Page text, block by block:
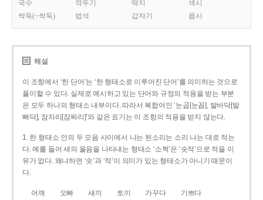
국수 깍두기 딱지
색시
싹둑(~싹둑)
법석 갑자기 몹시
해설
이 조항에서 ‘한 단어’는 ‘한 형태소로 이루어진 단어’를 의미하는 것으로
풀이할 수 있다. 실제로 예시하고 있는 단어와 규정의 적용을 받는 부분
은 모두 하나의 형태소 내부이다. 따라서 복합어인 ‘눈곱[눈꼽], 발바닥[발
빠닥], 잠자리[잠짜리]’와 같은 표기는 이 조항의 적용을 받지 않는다.
1. 한 형태소 안의 두 모음 사이에서 나는 된소리는 소리 나는 대로 적는
다. 예를 들어 새의 울음을 나타내는 형태소 ‘소쩍’은 ‘솟적’으로 적을 이
유가 없다. 왜냐하면 ‘솟’과 ‘적’이 의미가 있는 형태소가 아니기 때문이
다.
어깨 오빠 새끼 토끼 가꾸다
기쁘다